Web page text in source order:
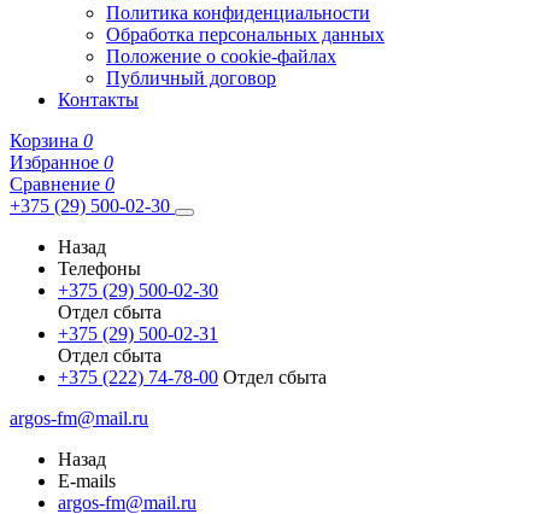
Политика конфиденциальности
Обработка персональных данных
Положение о cookie-файлах
Публичный договор
Контакты
Корзина 0
Избранное 0
Сравнение 0
+375 (29) 500-02-30
Назад
Телефоны
+375 (29) 500-02-30
Отдел сбыта
+375 (29) 500-02-31
Отдел сбыта
+375 (222) 74-78-00 Отдел сбыта
argos-fm@mail.ru
Назад
E-mails
argos-fm@mail.ru